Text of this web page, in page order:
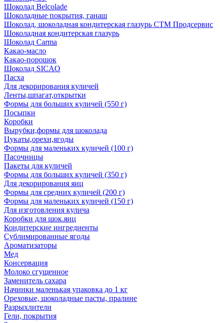
Шоколад Belcolade
Шоколадные покрытия, ганаш
Шоколад, шоколадная кондитерская глазурь СТМ Продсервис
Шоколадная кондитерская глазурь
Шоколад Carma
Какао-масло
Какао-порошок
Шоколад SICAO
Пасха
Для декорирования куличей
Ленты,шпагат,открытки
Формы для больших куличей (550 г)
Посыпки
Коробки
Вырубки,формы для шоколада
Цукаты,орехи,ягоды
Формы для маленьких куличей (100 г)
Пасочницы
Пакеты для куличей
Формы для больших куличей (350 г)
Для декорирования яиц
Формы для средних куличей (200 г)
Формы для маленьких куличей (150 г)
Для изготовления кулича
Коробки для шок.яиц
Кондитерские ингредиенты
Сублимированные ягоды
Ароматизаторы
Мед
Консервация
Молоко сгущенное
Заменитель сахара
Начинки маленькая упаковка до 1 кг
Ореховые, шоколадные пасты, пралине
Разрыхлители
Гели, покрытия